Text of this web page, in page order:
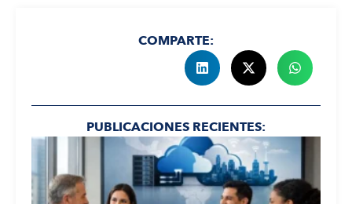
COMPARTE:
PUBLICACIONES RECIENTES: